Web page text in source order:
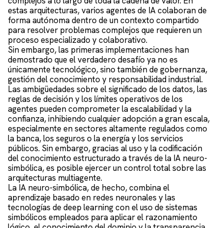
estas arquitecturas, varios agentes de IA colaboran de
forma autónoma dentro de un contexto compartido
para resolver problemas complejos que requieren un
proceso especializado y colaborativo.
Sin embargo, las primeras implementaciones han
demostrado que el verdadero desafío ya no es
únicamente tecnológico, sino también de gobernanza,
gestión del conocimiento y responsabilidad industrial.
Las ambigüedades sobre el significado de los datos, las
reglas de decisión y los límites operativos de los
agentes pueden comprometer la escalabilidad y la
confianza, inhibiendo cualquier adopción a gran escala,
especialmente en sectores altamente regulados como
la banca, los seguros o la energía y los servicios
públicos. Sin embargo, gracias al uso y la codificación
del conocimiento estructurado a través de la IA neuro-
simbólica, es posible ejercer un control total sobre las
arquitecturas multiagente.
La IA neuro-simbólica, de hecho, combina el
aprendizaje basado en redes neuronales y las
tecnologías de deep learning con el uso de sistemas
simbólicos empleados para aplicar el razonamiento